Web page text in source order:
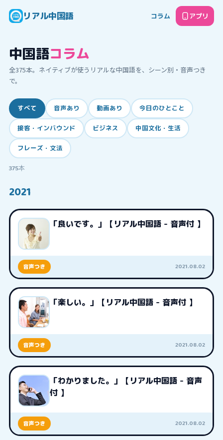
リアル中国語 コラム アプリ
中国語コラム
全375本。ネイティブが使うリアルな中国語を、シーン別・音声つき
で。
すべて 音声あり 動画あり 今日のひとこと
接客・インバウンド ビジネス 中国文化・生活
フレーズ・文法
375本
2021
「良いです。」【リアル中国語 - 音声付 】
音声つき 2021.08.02
「楽しい。」【リアル中国語 - 音声付 】
音声つき 2021.08.02
「わかりました。」【リアル中国語 - 音声
付 】
音声つき 2021.08.02